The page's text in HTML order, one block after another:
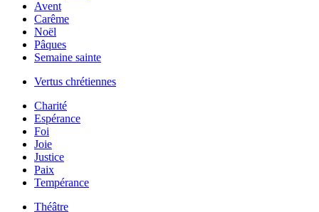
Avent
Carême
Noël
Pâques
Semaine sainte
Vertus chrétiennes
Charité
Espérance
Foi
Joie
Justice
Paix
Tempérance
Théâtre